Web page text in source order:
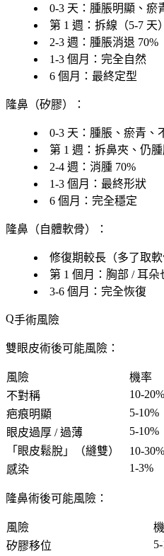
0-3 天 ：腫脹明顯、瘀
第 1 週 ：拆線（5-7 天
2-3 週 ：腫脹消退 70%
1-3 個月 ：完全自然
6 個月 ：最終定型
隆鼻（矽膠） ：
0-3 天 ：腫脹、瘀青、
第 1 週 ：拆鼻夾、仍
2-4 週 ：消腫 70%
1-3 個月 ：最終形狀
6 個月 ：完全穩定
隆鼻（自體軟骨） ：
修復期較長 （多了取
第 1 個月 ：胸部 / 耳
3-6 個月 ：完全恢復
手術風險
雙眼皮術後可能風險 ：
風險 機率
不對稱
10-20%
疤痕明顯
5-10%
眼皮過厚 / 過薄
5-10%
「眼皮鬆脫」（縫雙）
10-
感染
1-3%
隆鼻術後可能風險 ：
風險
矽膠移位